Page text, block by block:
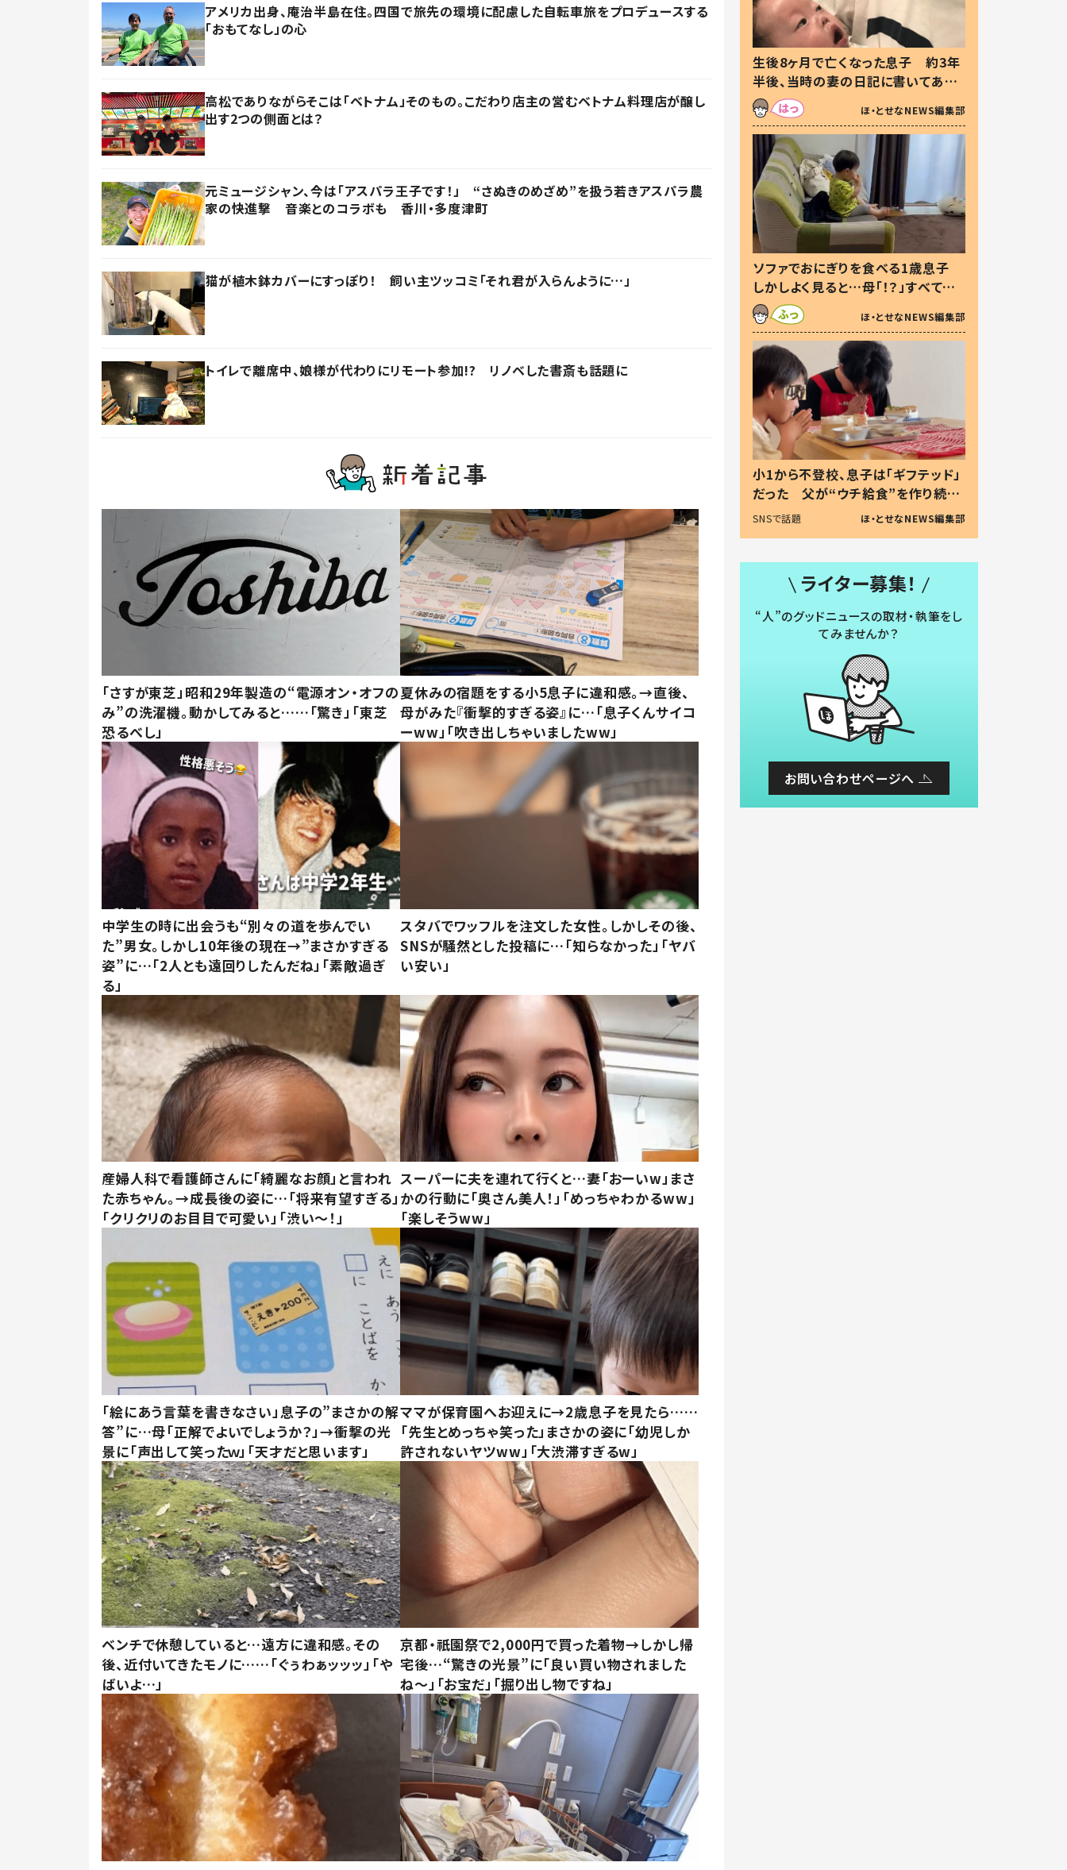
アメリカ出身、庵治半島在住。四国で旅先の環境に配慮した自転車旅をプロデュースする
「おもてなし」の心
高松でありながらそこは「ベトナム」そのもの。こだわり店主の営むベトナム料理店が醸し
出す2つの側面とは？
元ミュージシャン、今は「アスパラ王子です！」 “さぬきのめざめ”を扱う若きアスパラ農
家の快進撃 音楽とのコラボも 香川・多度津町
猫が植木鉢カバーにすっぽり！ 飼い主ツッコミ「それ君が入らんように…」
トイレで離席中、娘様が代わりにリモート参加!? リノベした書斎も話題に
「さすが東芝」昭和29年製造の“電源オン・オフの
み”の洗濯機。動かしてみると……「驚き」「東芝
恐るべし」
夏休みの宿題をする小5息子に違和感。→直後、
母がみた『衝撃的すぎる姿』に…「息子くんサイコ
ーww」「吹き出しちゃいましたww」
中学生の時に出会うも“別々の道を歩んでい
た”男女。しかし10年後の現在→”まさかすぎる
姿”に…「2人とも遠回りしたんだね」「素敵過ぎ
る」
スタバでワッフルを注文した女性。しかしその後、
SNSが騒然とした投稿に…「知らなかった」「ヤバ
い安い」
産婦人科で看護師さんに「綺麗なお顔」と言われ
た赤ちゃん。→成長後の姿に…「将来有望すぎる」
「クリクリのお目目で可愛い」「渋い～！」
スーパーに夫を連れて行くと…妻「おーいw」まさ
かの行動に「奥さん美人！」「めっちゃわかるww」
「楽しそうww」
「絵にあう言葉を書きなさい」息子の”まさかの解
答”に…母「正解でよいでしょうか？」→衝撃の光
景に「声出して笑ったｗ」「天才だと思います」
ママが保育園へお迎えに→2歳息子を見たら……
「先生とめっちゃ笑った」まさかの姿に「幼児しか
許されないヤツww」「大渋滞すぎるw」
ベンチで休憩していると…遠方に違和感。その
後、近付いてきたモノに……「ぐぅわぁッッッ」「や
ばいよ…」
京都・祇園祭で2,000円で買った着物→しかし帰
宅後…“驚きの光景”に「良い買い物されました
ね～」「お宝だ」「掘り出し物ですね」
生後8ヶ月で亡くなった息子 約3年
半後、当時の妻の日記に書いてあっ
た本音とは
ほ・とせなNEWS編集部
ソファでおにぎりを食べる1歳息子
しかしよく見ると…母「！？」すべてを
察した母の投稿に「可愛いから許
す！」「現行犯〜」
ほ・とせなNEWS編集部
小1から不登校、息子は「ギフテッド」
だった 父が“ウチ給食”を作り続け
る理由とは #令和の親 #令和の子
SNSで話題 ほ・とせなNEWS編集部
ライター募集！
“人”のグッドニュースの取材・執筆をし
てみませんか？
お問い合わせページへ